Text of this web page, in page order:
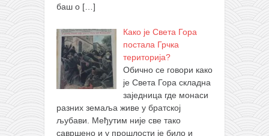
баш о […]
Како је Света Гора
постала Грчка
територија?
Обично се говори како
је Света Гора складна
заједница где монаси
разних земаља живе у братској
љубави. Међутим није све тако
савршено и у прошлости је било и